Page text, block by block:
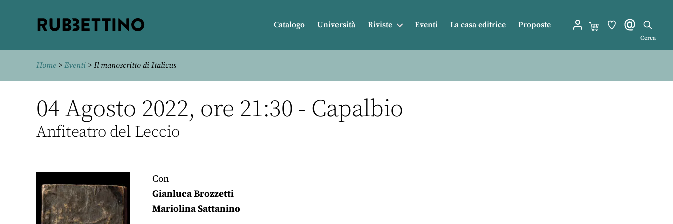
Catalogo Università Riviste Eventi La casa editrice Proposte
Cerca
Home > Eventi > Il manoscritto di Italicus
04 Agosto 2022, ore 21:30 - Capalbio
Anfiteatro del Leccio
Con
Gianluca Brozzetti
Mariolina Sattanino